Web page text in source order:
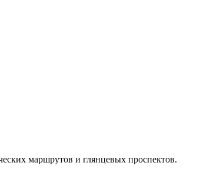
маршрутов и глянцевых проспектов.